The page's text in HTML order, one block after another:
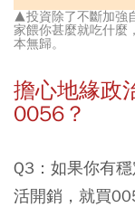
▲投資除了不斷加強
家餵你甚麼就吃什麼
本無歸。
擔心地緣政
0056？
Q3：如果你有
活開銷，就買